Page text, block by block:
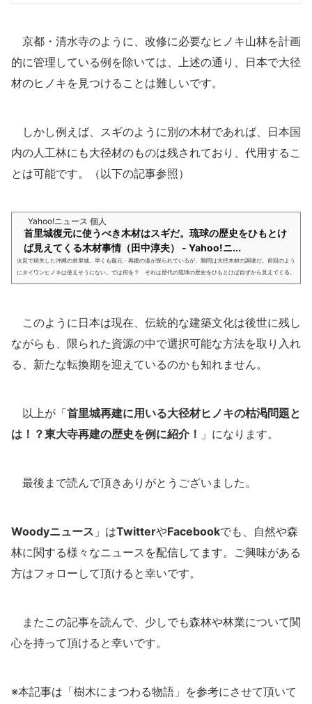
京都・清水寺のように、改修に必要なヒノキ山林を計画
的に管理している例を除いては、上述の通り、日本で大径
材のヒノキを見つけることは難しいです。
しかし例えば、スギのように別の木材であれば、日本国
内の人工林にも大径材のものは残されており、代用するこ
とは可能です。（以下の記事参照）
Yahoo!ニュース 個人
首里城復元に使うべき木材はスギだ。琉球の歴史をひもとけ
ば見えてくる木材事情（田中淳夫） - Yahoo!ニ...
火災で焼失した沖縄の首里城。早くも復元・再建の道が探られているが、難問は大径木材の調達だ。前回のよう
にタイワンヒノキは使えそうにない。では何を？ それは歴代の琉球の歴史をひもとけば自ずから見えてくる。
このように日本は現在、伝統的な建築文化は後世に残し
ながらも、限られた資源の中で選択可能な方法を取り入れ
る、新たな転換期を迎えているのかも知れません。
以上が「首里城再建に用いる大径材ヒノキの枯渇問題と
は！？東大寺再建の歴史を例に紹介！ 」になります。
最後まで読んで頂きありがとうございました。
Woodyニュース 」はTwitterやFacebookでも、自然や森
林に関する様々なニュースを配信してます。ご興味がある
方はフォローして頂けると幸いです。
またこの記事を読んで、少しでも森林や林業について関
心を持って頂けると幸いです。
※本記事は「樹木にまつわる物語」を参考にさせて頂いて